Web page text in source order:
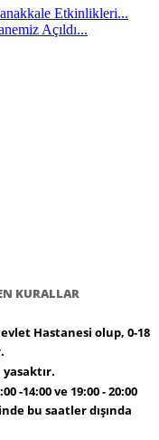
Etkinlikleri...
Açıldı...
KURALLAR
Hastanesi olup, 0-18
-14:00 ve 19:00 - 20:00
bu saatler dışında